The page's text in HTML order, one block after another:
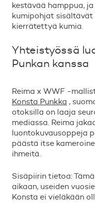
kestävää hamppua,
kumipohjat sisältävät
kierrätettyä kumia.
Yhteistyössä
Punkan kanssa
Reima x WWF -
Konsta Punkka ,
otoksilla on laaja
mediassa. Reima
luontokuvausoppeja
päästä itse
ihmeitä.
Sisäpiirin tietoa: Tämä
aikaan, useiden
Konsta ei vieläkään